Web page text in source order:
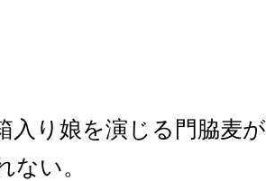
入り娘を演じる門脇麦
ない。